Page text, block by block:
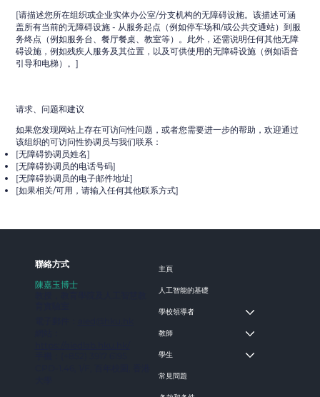
[请描述您所在组织或企业实体办公室/分支机构的无障碍设施。该描述可涵
盖所有当前的无障碍设施 - 从服务起点（例如停车场和/或公共交通站）到服
务终点（例如服务台、餐厅餐桌、教室等）。此外，还需说明任何其他无障
碍设施，例如残疾人服务及其位置，以及可供使用的无障碍设施（例如语音
引导和电梯）。]
请求、问题和建议
如果您发现网站上存在可访问性问题，或者您需要进一步的帮助，欢迎通过
该组织的可访问性协调员与我们联系：
[无障碍协调员姓名]
[无障碍协调员的电话号码]
[无障碍协调员的电子邮件地址]
[如果相关/可用，请输入任何其他联系方式]
​聯絡方式
陳嘉玉博士
主頁
人工智能的基礎
學校領導者
教師
學生
常見問題